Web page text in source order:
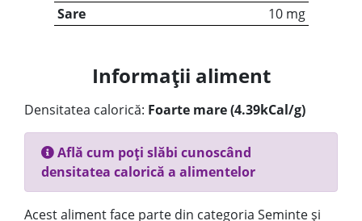
Sare
10 mg
Informații aliment
Densitatea calorică: Foarte mare (4.39kCal/g)
Află cum poți slăbi cunoscând
densitatea calorică a alimentelor
Acest aliment face parte din categoria Seminte și